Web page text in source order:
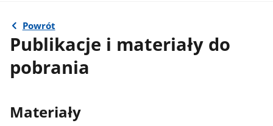
Powrót
Publikacje i materiały do
pobrania
Materiały